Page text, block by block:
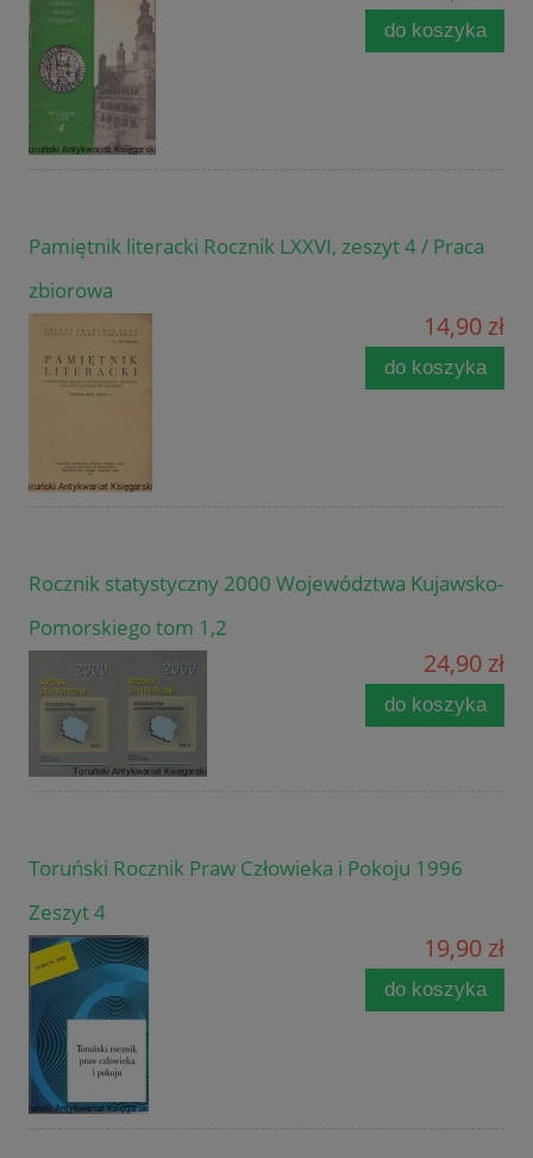
do koszyka
Pamiętnik literacki Rocznik LXXVI, zeszyt 4 / Praca
zbiorowa
14,90 zł
do koszyka
Rocznik statystyczny 2000 Województwa Kujawsko-
Pomorskiego tom 1,2
24,90 zł
do koszyka
Toruński Rocznik Praw Człowieka i Pokoju 1996
Zeszyt 4
19,90 zł
do koszyka